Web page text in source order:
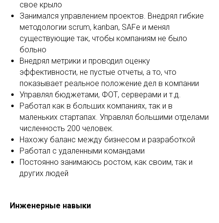
свое крыло
Занимался управлением проектов. Внедрял гибкие
методологии scrum, kanban, SAFe и менял
существующие так, чтобы компаниям не было
больно
Внедрял метрики и проводил оценку
эффективности, не пустые отчеты, а то, что
показывает реальное положение дел в компании
Управлял бюджетами, ФОТ, серверами и т.д.
Работал как в больших компаниях, так и в
маленьких стартапах. Управлял большими отделами
численность 200 человек.
Нахожу баланс между бизнесом и разработкой
Работал с удаленными командами
Постоянно занимаюсь ростом, как своим, так и
других людей
Инженерные навыки